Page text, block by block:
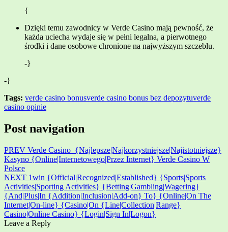
{
Dzięki temu zawodnicy w Verde Casino mają pewność, że
każda uciecha wydaje się w pełni legalna, a pierwotnego
środki i dane osobowe chronione na najwyższym szczeblu.
-}
-}
Tags: verde casino bonusverde casino bonus bez depozytuverde
casino opinie
Post navigation
PREV Verde Casino ️ {Najlepsze|Najkorzystniejsze|Najistotniejsze}
Kasyno {Online|Internetowego|Przez Internet} Verde Casino W
Polsce
NEXT 1win {Official|Recognized|Established} {Sports|Sports
Activities|Sporting Activities} {Betting|Gambling|Wagering}
{And|Plus|In {Addition|Inclusion|Add-on} To} {Online|On The
Internet|On-line} {Casino|On {Line|Collection|Range}
Casino|Online Casino} {Login|Sign In|Logon}
Leave a Reply